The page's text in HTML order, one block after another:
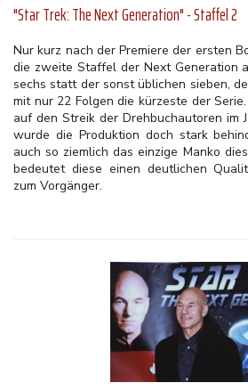
"Star Trek: The Next Generation" - Staffel 2
Nur kurz nach der Premiere der ersten
die zweite Staffel der Next Generation
sechs statt der sonst üblichen sieben,
mit nur 22 Folgen die kürzeste der
auf den Streik der Drehbuchautoren im
wurde die Produktion doch stark
auch so ziemlich das einzige Manko
bedeutet diese einen deutlichen
zum Vorgänger.